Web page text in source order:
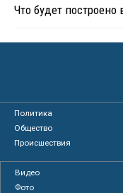
Что будет
Политика
Общество
Происшествия
Видео
Фото